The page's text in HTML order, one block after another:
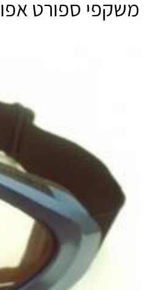
ספורט אפולו